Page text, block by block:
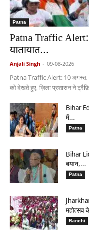
Patna
Patna Traffic
यातायात...
Anjali Singh - 09-08-2026
Patna Traffic Alert: 10 अगस्त,
को देखते हुए, ज़िला प्रशासन ने
Bihar
में...
Patna
Bihar
बयान,...
Patna
महोत्सव
Ranchi